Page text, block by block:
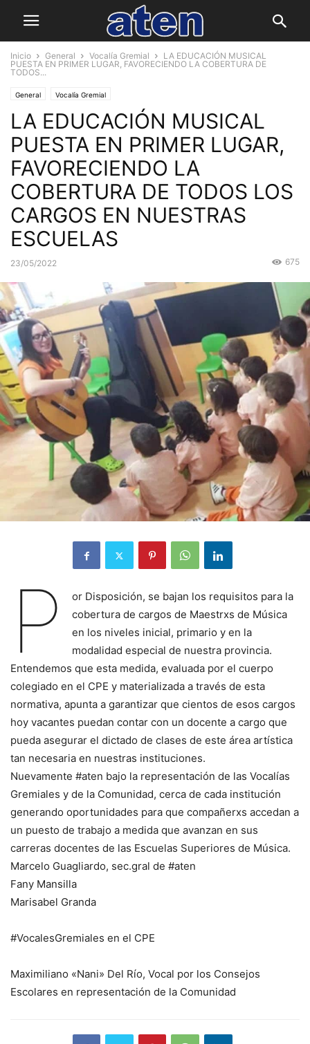
Inicio General Vocalía Gremial
LA EDUCACIÓN MUSICAL
PUESTA EN PRIMER LUGAR, FAVORECIENDO LA COBERTURA DE
TODOS...
General Vocalía Gremial
LA EDUCACIÓN MUSICAL
PUESTA EN PRIMER LUGAR,
FAVORECIENDO LA
COBERTURA DE TODOS LOS
CARGOS EN NUESTRAS
ESCUELAS
23/05/2022 675
P
or Disposición, se bajan los requisitos para la
cobertura de cargos de Maestrxs de Música
en los niveles inicial, primario y en la
modalidad especial de nuestra provincia.
Entendemos que esta medida, evaluada por el cuerpo
colegiado en el CPE y materializada a través de esta
normativa, apunta a garantizar que cientos de esos cargos
hoy vacantes puedan contar con un docente a cargo que
pueda asegurar el dictado de clases de este área artística
tan necesaria en nuestras instituciones.
Nuevamente #aten bajo la representación de las Vocalías
Gremiales y de la Comunidad, cerca de cada institución
generando oportunidades para que compañerxs accedan a
un puesto de trabajo a medida que avanzan en sus
carreras docentes de las Escuelas Superiores de Música.
Marcelo Guagliardo, sec.gral de #aten
Fany Mansilla
Marisabel Granda
#VocalesGremiales en el CPE
Maximiliano «Nani» Del Río, Vocal por los Consejos
Escolares en representación de la Comunidad